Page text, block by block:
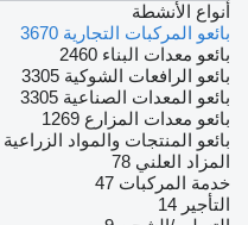
أنواع الأنشطة
بائعو المركبات التجارية 3670
بائعو معدات البناء 2460
بائعو الرافعات الشوكية 3305
بائعو المعدات الصناعية 3305
بائعو معدات المزارع 1269
بائعو المنتجات والمواد الزراعية
المزاد العلني 78
خدمة المركبات 47
التأجير 14